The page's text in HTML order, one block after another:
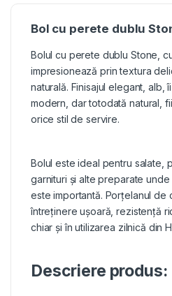
Bol cu perete dublu
Bolul cu perete dublu Stone,
impresionează prin textura
naturală. Finisajul elegant, alb,
modern, dar totodată natural,
orice stil de servire.
Bolul este ideal pentru salate,
garnituri și alte preparate
este importantă. Porțelanul de
întreținere ușoară, rezistență
chiar și în utilizarea zilnică din
Descriere produs: